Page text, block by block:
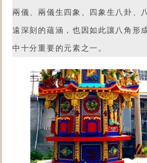
兩儀、兩儀生四象、四象生八卦、
遠深刻的蘊涵，也因如此讓八角形
中十分重要的元素之一。